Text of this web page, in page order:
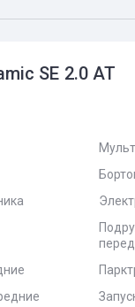
SE 2.0 AT